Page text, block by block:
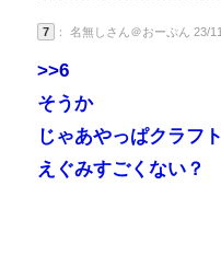
7 ： 名無しさん＠おーぷん 23/
>>6
そうか
じゃあやっぱクラフ
えぐみすごくない？